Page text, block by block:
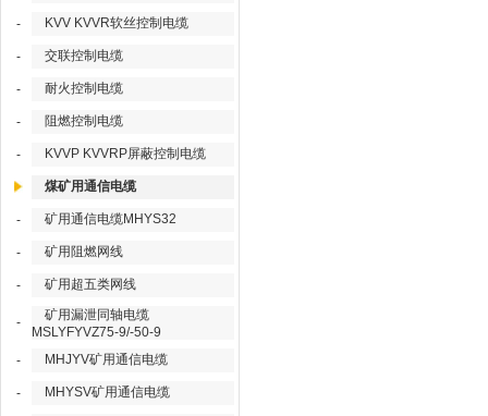
- KVV KVVR软丝控制电缆
- 交联控制电缆
- 耐火控制电缆
- 阻燃控制电缆
- KVVP KVVRP屏蔽控制电缆
煤矿用通信电缆
- 矿用通信电缆MHYS32
- 矿用阻燃网线
- 矿用超五类网线
-
矿用漏泄同轴电缆
MSLYFYVZ75-9/-50-9
-
MHJYV矿用通信电缆
- MHYSV矿用通信电缆